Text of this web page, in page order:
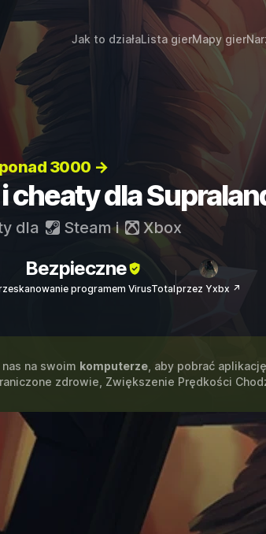
Jak to działaLista gierMapy gier
3000 →
cheaty dla
dla Steami Xbox
Bezpieczne
programem VirusTotalprzez Yxbx ↗
na swoim komputerze, aby pobrać aplikację
zdrowie, Zwiększenie Prędkości